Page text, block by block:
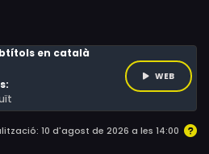
serveix tant en baralles
derivades de divorcis o bé
en català
WEB
10 d'agost de 2026 a les 14:00